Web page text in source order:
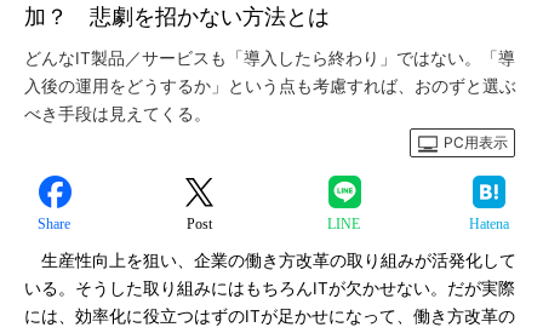
加？ 悲劇を招かない方法とは
どんなIT製品／サービスも「導入したら終わり」ではない。「導
入後の運用をどうするか」という点も考慮すれば、おのずと選ぶ
べき手段は見えてくる。
PC用表示
Share Post LINE Hatena
生産性向上を狙い、企業の働き方改革の取り組みが活発化して
いる。そうした取り組みにはもちろんITが欠かせない。だが実際
には、効率化に役立つはずのITが足かせになって、働き方改革の